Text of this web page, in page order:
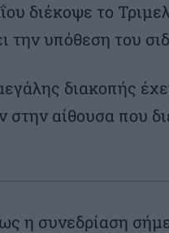
διέκοψε το
την υπόθεση του
διακοπής
στην αίθουσα που
η συνεδρίαση